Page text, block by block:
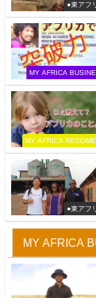
●東アフ
MY AFRICA
MY AFRICA
●東アフ
MY AFRICA